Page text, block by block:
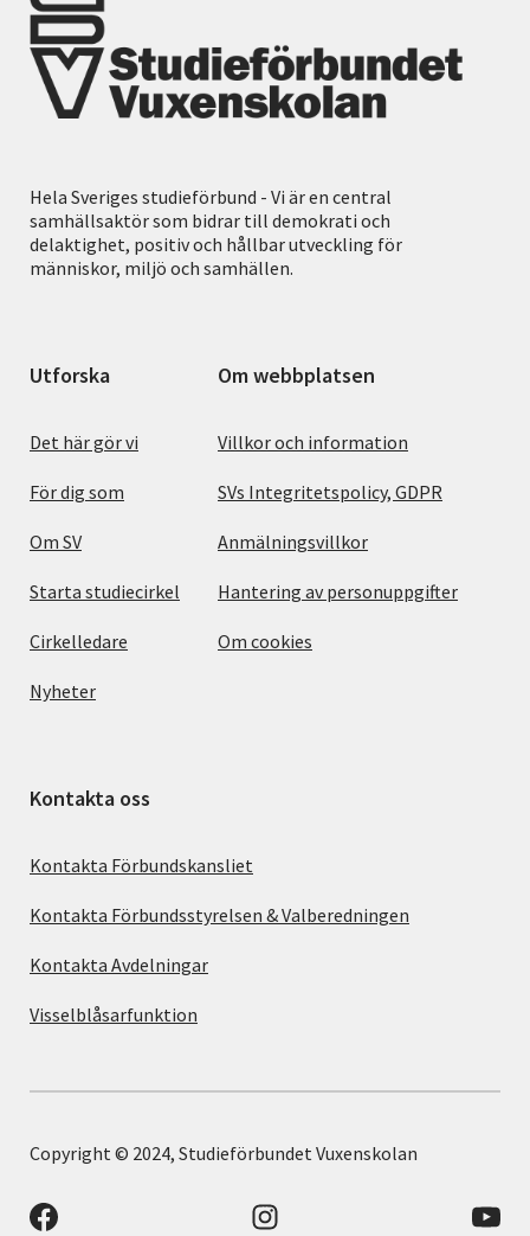
Hela Sveriges studieförbund - Vi är en central
samhällsaktör som bidrar till demokrati och
delaktighet, positiv och hållbar utveckling för
människor, miljö och samhällen.
Utforska
Det här gör vi
För dig som
Om SV
Starta studiecirkel
Cirkelledare
Nyheter
Om webbplatsen
Villkor och information
SVs Integritetspolicy, GDPR
Anmälningsvillkor
Hantering av personuppgifter
Om cookies
Kontakta oss
Kontakta Förbundskansliet
Kontakta Förbundsstyrelsen & Valberedningen
Kontakta Avdelningar
Visselblåsarfunktion
Copyright © 2024, Studieförbundet Vuxenskolan